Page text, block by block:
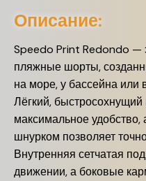
Описание:
Speedo Print Redondo —
пляжные шорты,
на море, у бассейна или
Лёгкий,
максимальное удобство,
шнурком позволяет
Внутренняя сетчатая
движении, а боковые